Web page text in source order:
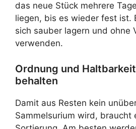
das neue Stück mehrere
liegen, bis es wieder fest ist.
sich sauber lagern und ohne
verwenden.
Ordnung und
behalten
Damit aus Resten kein
Sammelsurium wird, braucht